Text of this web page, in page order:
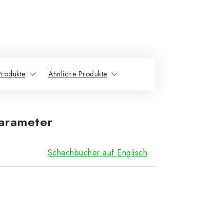
Ähnliche Produkte
Schachbücher auf Englisch